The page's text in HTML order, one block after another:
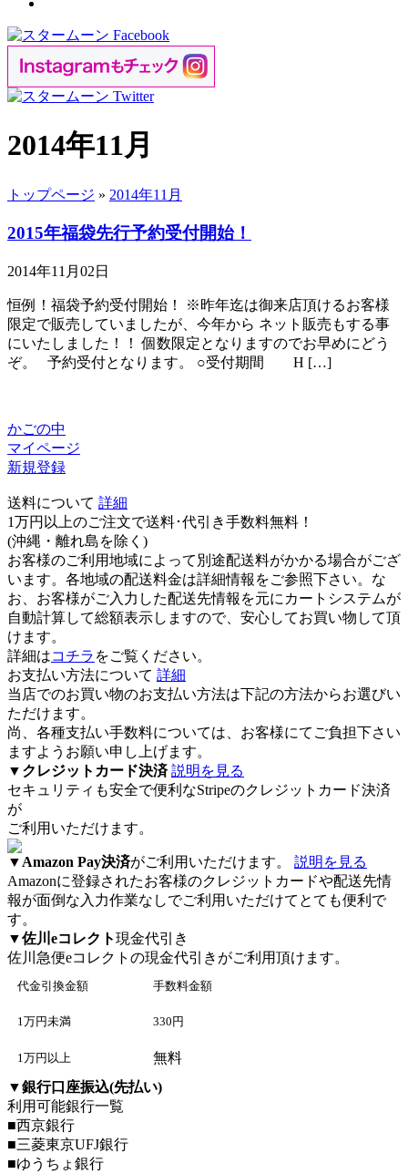
2014年11月
トップページ » 2014年11月
2015年福袋先行予約受付開始！
2014年11月02日
恒例！福袋予約受付開始！ ※昨年迄は御来店頂けるお客様
限定で販売していましたが、今年から ネット販売もする事
にいたしました！！ 個数限定となりますのでお早めにどう
ぞ。 予約受付となります。 ○受付期間 H […]
かごの中
マイページ
新規登録
送料について 詳細
1万円以上のご注文で送料･代引き手数料無料 ！
(沖縄・離れ島を除く)
お客様のご利用地域によって別途配送料がかかる場合がござ
います。各地域の配送料金は詳細情報をご参照下さい。な
お、お客様がご入力した配送先情報を元にカートシステムが
自動計算して総額表示しますので、安心してお買い物して頂
けます。
詳細はコチラ をご覧ください。
お支払い方法について 詳細
当店でのお買い物のお支払い方法は下記の方法からお選びい
ただけます。
尚、各種支払い手数料については、お客様にてご負担下さい
ますようお願い申し上げます。
▼ クレジットカード決済 説明を見る
セキュリティも安全で便利なStripeのクレジットカード決済
が
ご利用いただけます。
▼ Amazon Pay決済がご利用いただけます。 説明を見る
Amazonに登録されたお客様のクレジットカードや配送先情
報が面倒な入力作業なしでご利用いただけてとても便利で
す。
▼佐川eコレクト現金代引き
佐川急便eコレクト の現金代引きがご利用頂けます。
代金引換金額 手数料金額
1万円未満 330円
1万円以上
無料
▼銀行口座振込(先払い)
利用可能銀行一覧
■西京銀行
■三菱東京UFJ銀行
■ゆうちょ銀行